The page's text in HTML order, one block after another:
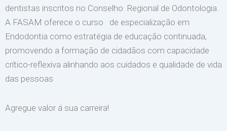
dentistas inscritos no Conselho Regional de Odontologia.
A FASAM oferece o curso de especialização em
Endodontia como estratégia de educação continuada,
promovendo a formação de cidadãos com capacidade
crítico-reflexiva alinhando aos cuidados e qualidade de vida
das pessoas
Agregue valor á sua carreira!